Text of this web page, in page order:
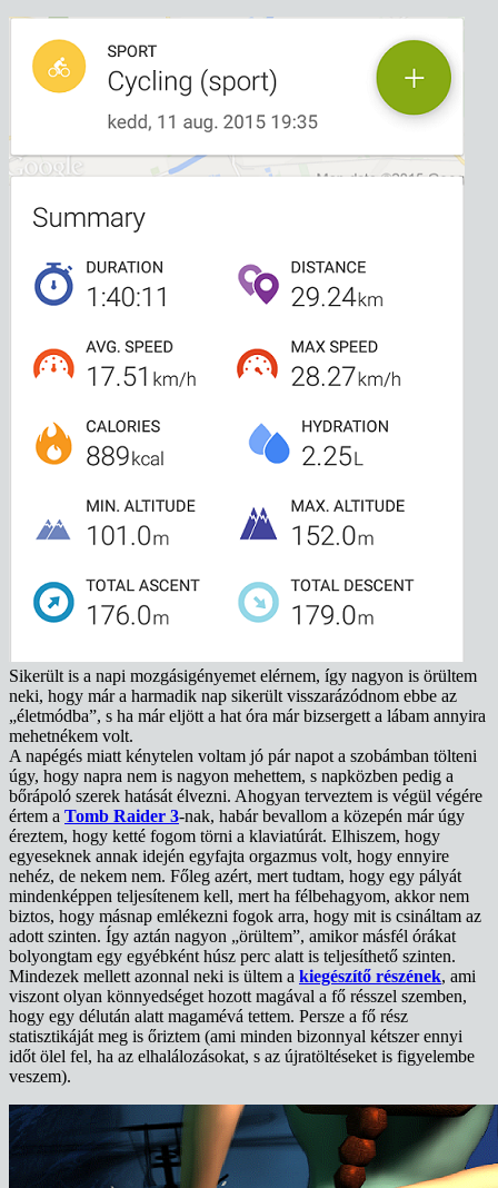
Sikerült is a napi mozgásigényemet elérnem, így nagyon is örültem
neki, hogy már a harmadik nap sikerült visszarázódnom ebbe az
„életmódba”, s ha már eljött a hat óra már bizsergett a lábam annyira
mehetnékem volt.
A napégés miatt kénytelen voltam jó pár napot a szobámban tölteni
úgy, hogy napra nem is nagyon mehettem, s napközben pedig a
bőrápoló szerek hatását élvezni. Ahogyan terveztem is végül végére
értem a Tomb Raider 3-nak, habár bevallom a közepén már úgy
éreztem, hogy ketté fogom törni a klaviatúrát. Elhiszem, hogy
egyeseknek annak idején egyfajta orgazmus volt, hogy ennyire
nehéz, de nekem nem. Főleg azért, mert tudtam, hogy egy pályát
mindenképpen teljesítenem kell, mert ha félbehagyom, akkor nem
biztos, hogy másnap emlékezni fogok arra, hogy mit is csináltam az
adott szinten. Így aztán nagyon „örültem”, amikor másfél órákat
bolyongtam egy egyébként húsz perc alatt is teljesíthető szinten.
Mindezek mellett azonnal neki is ültem a kiegészítő részének, ami
viszont olyan könnyedséget hozott magával a fő résszel szemben,
hogy egy délután alatt magamévá tettem. Persze a fő rész
statisztikáját meg is őriztem (ami minden bizonnyal kétszer ennyi
időt ölel fel, ha az elhalálozásokat, s az újratöltéseket is figyelembe
veszem).